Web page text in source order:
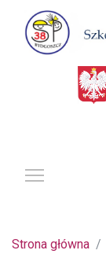
Strona główna